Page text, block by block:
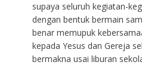
supaya seluruh kegiatan-
dengan bentuk bermain
benar memupuk
kepada Yesus dan Gereja
bermakna usai liburan